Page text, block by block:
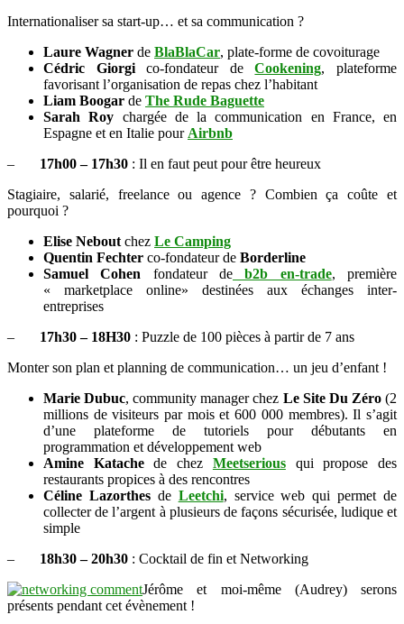
Internationaliser sa start-up… et sa communication ?
Laure Wagner de BlaBlaCar, plate-forme de covoiturage
Cédric Giorgico-fondateur deCookening, plateforme
favorisant l’organisation de repas chez l’habitant
Liam Boogar de The Rude Baguette
Sarah Roy chargée de la communication en France, en
Espagne et en Italie pour Airbnb
– 17h00 – 17h30 : Il en faut peut pour être heureux
Stagiaire, salarié, freelance ou agence ? Combien ça coûte et
pourquoi ?
Elise Nebout chez Le Camping
Quentin Fechter co-fondateur de Borderline
Samuel Cohen fondateur de b2b en-trade, première
« marketplace online» destinées aux échanges inter-
entreprises
– 17h30 – 18H30 : Puzzle de 100 pièces à partir de 7 ans
Monter son plan et planning de communication… un jeu d’enfant !
Marie Dubuc, community manager chez Le Site Du Zéro(2
millions de visiteurs par mois et 600 000 membres). Il s’agit
d’une plateforme de tutoriels pour débutants en
programmation et développement web
Amine Katachede chez Meetserious
qui propose des
restaurants propices à des rencontres
Céline Lazorthesde Leetchi, service web qui permet de
collecter de l’argent à plusieurs de façons sécurisée, ludique et
simple
– 18h30 – 20h30 : Cocktail de fin et Networking
Jérôme et moi-même (Audrey) serons
présents pendant cet évènement !